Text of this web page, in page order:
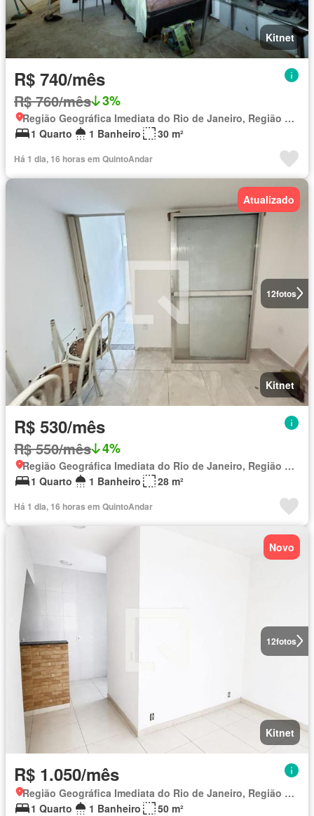
Kitnet
R$ 740/mês
R$ 760/mês 3%
Região Geográfica Imediata do Rio de Janeiro, Região Metropolitana do Rio de Janeiro
1 Quarto
1 Banheiro 30 m²
Há 1 dia, 16 horas em QuintoAndar
12fotos
Atualizado
Kitnet
R$ 530/mês
R$ 550/mês 4%
Região Geográfica Imediata do Rio de Janeiro, Região Metropolitana do Rio de Janeiro
1 Quarto
1 Banheiro 28 m²
Há 1 dia, 16 horas em QuintoAndar
12fotos
Novo
Kitnet
R$ 1.050/mês
Região Geográfica Imediata do Rio de Janeiro, Região Metropolitana do Rio de Janeiro
1 Quarto
1 Banheiro 50 m²